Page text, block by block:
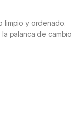
limpio y ordenado.
palanca de cambio